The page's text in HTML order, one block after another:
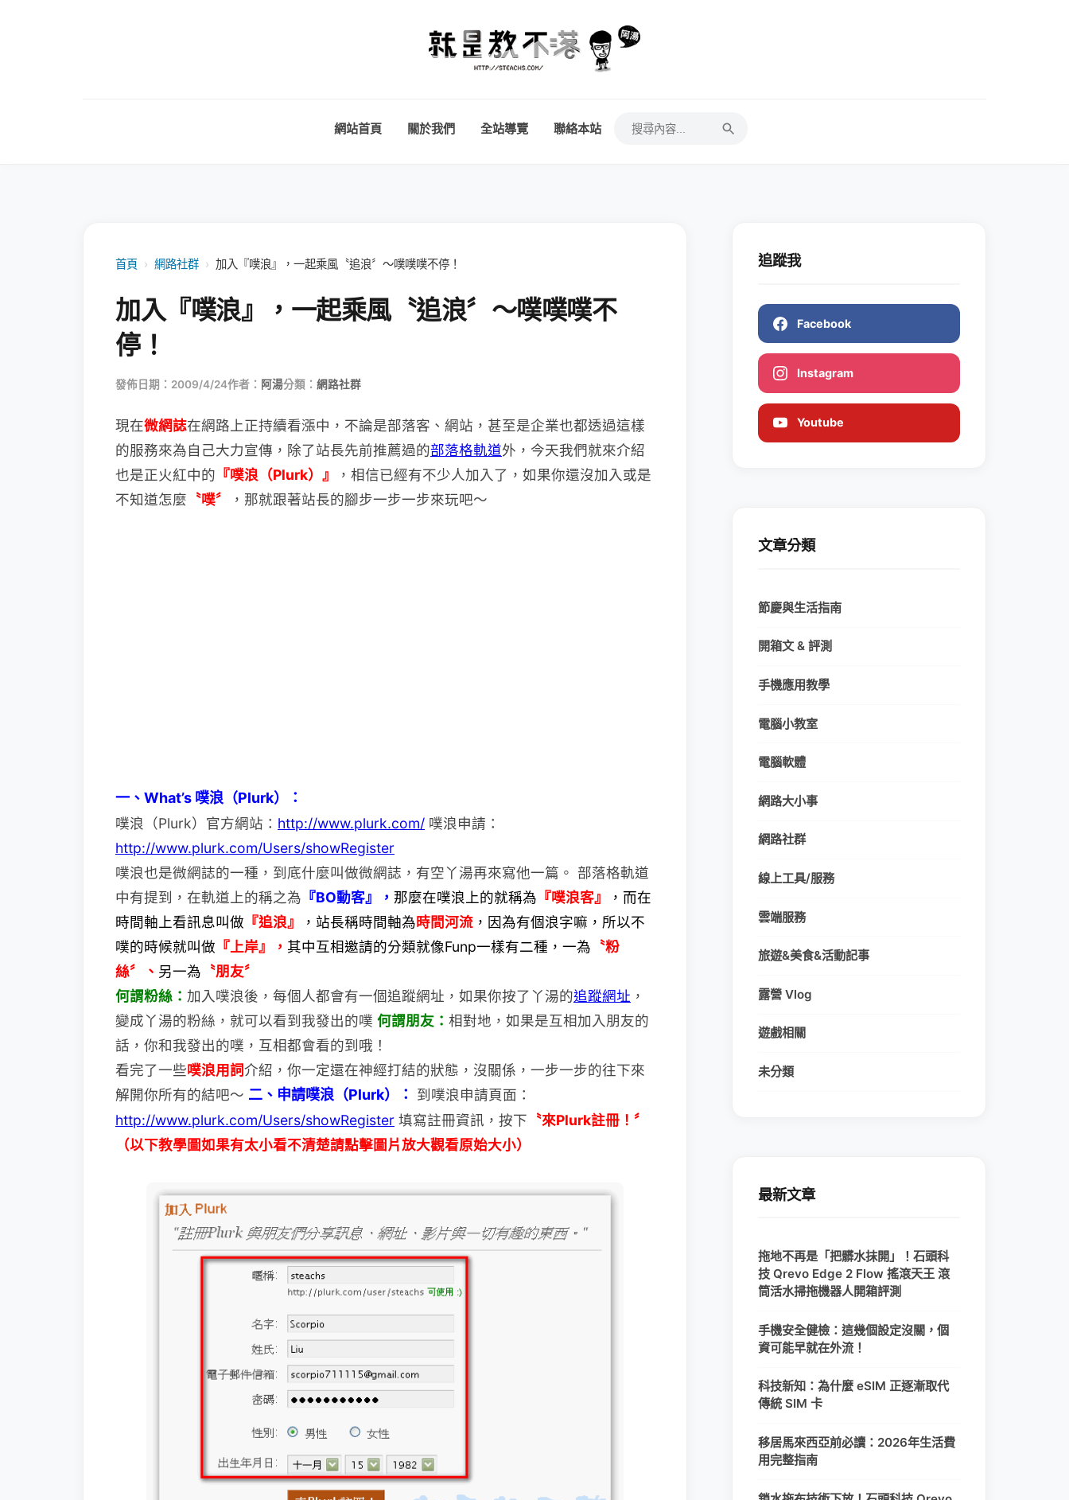
網站首頁 關於我們 全站導覽 聯絡本站
首頁 › 網路社群 › 加入『噗浪』，一起乘風〝追浪〞～噗噗噗不停！
加入『噗浪』，一起乘風〝追浪〞～噗噗噗不
停！
發佈日期：2009/4/24作者： 阿湯分類： 網路社群
現在微網誌在網路上正持續看漲中，不論是部落客、網站，甚至是企業也都透過這樣
的服務來為自己大力宣傳，除了站長先前推薦過的部落格軌道外，今天我們就來介紹
也是正火紅中的 『噗浪（Plurk）』
，相信已經有不少人加入了，如果你還沒加入或是
不知道怎麼 〝噗〞 ，那就跟著站長的腳步一步一步來玩吧～
一、What’s 噗浪（Plurk）：
噗浪（Plurk）官方網站： http://www.plurk.com/ 噗浪申請：
http://www.plurk.com/Users/showRegister
噗浪也是微網誌的一種，到底什麼叫做微網誌，有空丫湯再來寫他一篇。 部落格軌道
中有提到，在軌道上的稱之為 『BO動客』， 那麼在噗浪上的就稱為 『噗浪客』
，而在
時間軸上看訊息叫做 『追浪』 ，站長稱時間軸為時間河流 ，因為有個浪字嘛，所以不
噗的時候就叫做 『上岸』， 其中互相邀請的分類就像Funp一樣有二種，一為 〝粉
絲〞、 另一為 〝朋友〞
何謂粉絲： 加入噗浪後，每個人都會有一個追蹤網址，如果你按了丫湯的追蹤網址 ，
變成丫湯的粉絲，就可以看到我發出的噗 何謂朋友： 相對地，如果是互相加入朋友的
話，你和我發出的噗，互相都會看的到哦！
看完了一些噗浪用詞介紹，你一定還在神經打結的狀態，沒關係，一步一步的往下來
解開你所有的結吧～ 二、申請噗浪（Plurk）：
到噗浪申請頁面：
http://www.plurk.com/Users/showRegister 填寫註冊資訊，按下 〝來Plurk註冊！〞
（以下教學圖如果有太小看不清楚請點擊圖片放大觀看原始大小）
追蹤我
Facebook
Instagram
Youtube
文章分類
節慶與生活指南
開箱文 & 評測
手機應用教學
電腦小教室
電腦軟體
網路大小事
網路社群
線上工具/服務
雲端服務
旅遊&美食&活動記事
露營 Vlog
遊戲相關
未分類
最新文章
拖地不再是「把髒水抹開」！石頭科
技 Qrevo Edge 2 Flow 搖滾天王 滾
筒活水掃拖機器人開箱評測
手機安全健檢：這幾個設定沒關，個
資可能早就在外流！
科技新知：為什麼 eSIM 正逐漸取代
傳統 SIM 卡
移居馬來西亞前必讀：2026年生活費
用完整指南